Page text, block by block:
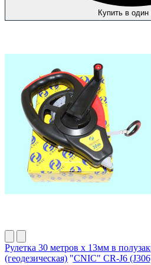
Купить в один
Рулетка 30 метров х 13мм в
(геодезическая) "CNIC" CR-J6